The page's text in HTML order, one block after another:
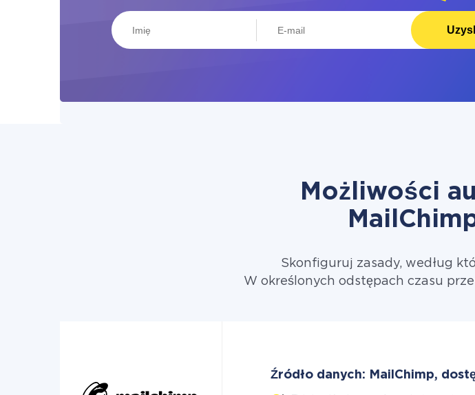
Możliwości
Skonfiguruj zasady, według
W określonych odstępach czasu
Źródło danych: MailChimp,